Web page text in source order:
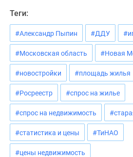
Покупателю
Экспертиза
новостроек
Эксперты
авторы
проекте
Контакты
Реклама
сайте
Теги:
#Александр Пыпин #ДДУ
#Московская область #Новая
#новостройки #площадь жилья
#Росреестр #спрос на жилье
#спрос на недвижимость
#статистика и цены #ТиНАО
#цены недвижимость